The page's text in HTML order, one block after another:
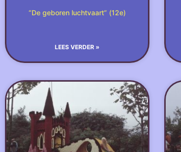
“De geboren luchtvaart” (12e)
LEES VERDER »